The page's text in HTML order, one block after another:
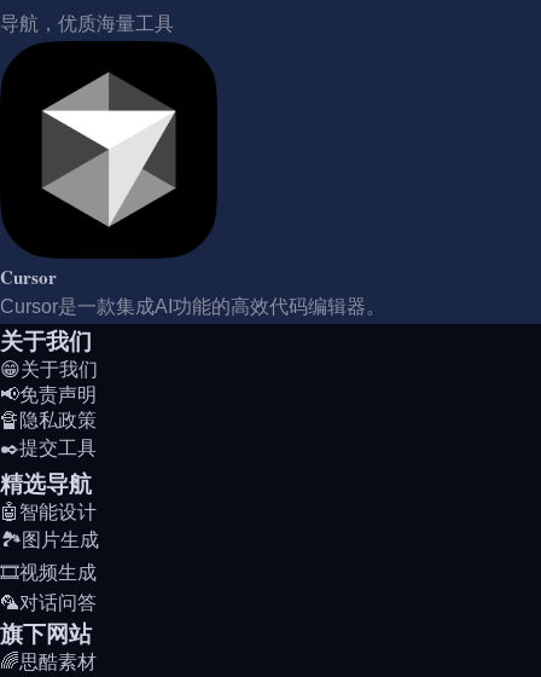
导航，优质海量工具
Cursor
Cursor是一款集成AI功能的高效代码编辑器。
关于我们
😁关于我们
📢免责声明
🔏隐私政策
✒️提交工具
精选导航
🤖智能设计
🏞️图片生成
🎞️视频生成
🦜对话问答
旗下网站
🌈思酷素材